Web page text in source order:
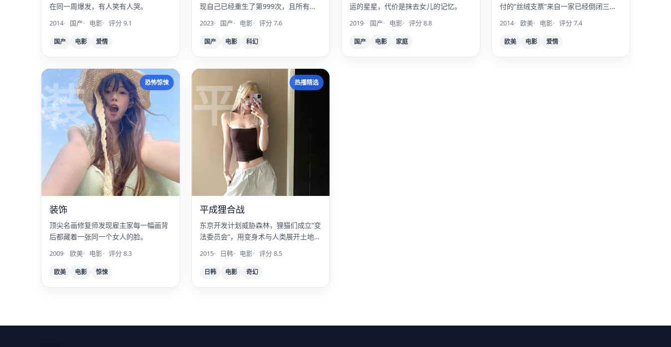
在同一周爆发，有人笑有人哭。
2014 国产 电影 评分 9.1
国产 电影 爱情
现自己已经重生了第999次，且所有记
忆都是被植入的。
2023 国产 电影 评分 7.6
国产 电影 科幻
运的星星，代价是抹去女儿的记忆。
2019 国产 电影 评分 8.8
国产 电影 家庭
付的“丝绒支票”来自一家已经倒闭三十
年的银行。
2014 欧美 电影 评分 7.4
欧美 电影 爱情
装 恐怖惊悚
装饰
顶尖名画修复师发现雇主家每一幅画背
后都藏着一张同一个女人的脸。
2009 欧美 电影 评分 8.3
欧美 电影 惊悚
平 热播精选
平成狸合战
东京开发计划威胁森林，狸猫们成立“变
法委员会”，用变身术与人类展开土地争
2015 日韩 电影 评分 8.5
日韩 电影 奇幻